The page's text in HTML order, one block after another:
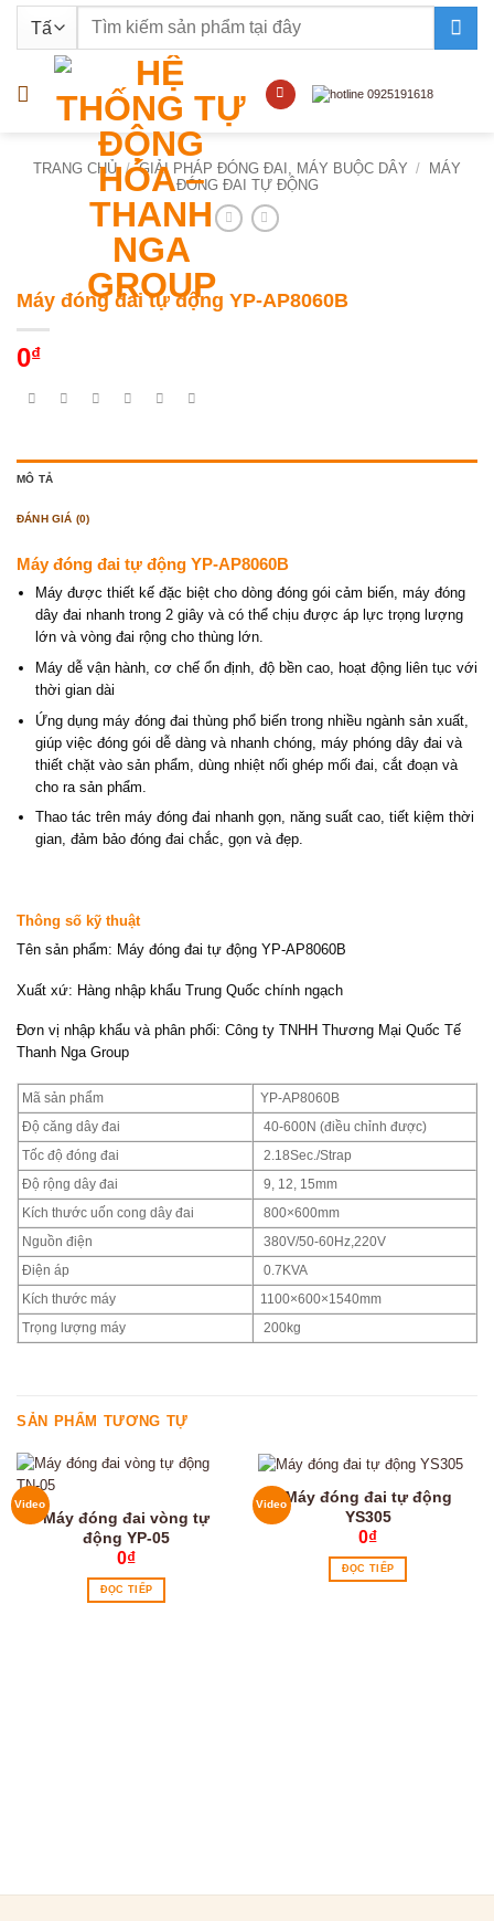
nội
Tìm
TRANG CHỦ / GIẢI PHÁP ĐÓNG ĐAI, MÁY BUỘC DÂY /
MÁY
ĐÓNG ĐAI TỰ ĐỘNG
Máy đóng đai tự động YP-AP8060B
0₫
MÔ TẢ
ĐÁNH GIÁ (0)
Máy đóng đai tự động YP-AP8060B
Máy được thiết kế đặc biệt cho dòng đóng gói cảm biến, máy đóng
dây đai nhanh trong 2 giây và có thể chịu được áp lực trọng lượng
lớn và vòng đai rộng cho thùng lớn.
Máy dễ vận hành, cơ chế ổn định, độ bền cao, hoạt động liên tục với
thời gian dài
Ứng dụng máy đóng đai thùng phổ biến trong nhiều ngành sản xuất,
giúp việc đóng gói dễ dàng và nhanh chóng, máy phóng dây đai và
thiết chặt vào sản phẩm, dùng nhiệt nối ghép mối đai, cắt đoạn và
cho ra sản phẩm.
Thao tác trên máy đóng đai nhanh gọn, năng suất cao, tiết kiệm thời
gian, đảm bảo đóng đai chắc, gọn và đẹp.
Thông số kỹ thuật
Tên sản phẩm: Máy đóng đai tự động YP-AP8060B
Xuất xứ: Hàng nhập khẩu Trung Quốc chính ngạch
Đơn vị nhập khẩu và phân phối: Công ty TNHH Thương Mại Quốc Tế
Thanh Nga Group
Mã sản phẩm YP-AP8060B
Độ căng dây đai 40-600N (điều chỉnh được)
Tốc độ đóng đai 2.18Sec./Strap
Độ rộng dây đai 9, 12, 15mm
Kích thước uốn cong dây đai 800×600mm
Nguồn điện 380V/50-60Hz,220V
Điện áp 0.7KVA
Kích thước máy 1100×600×1540mm
Trọng lượng máy 200kg
SẢN PHẨM TƯƠNG TỰ
Video
Máy đóng đai vòng tự
động YP-05
0₫
ĐỌC TIẾP
VideoMáy đóng đai tự động
YS305
0₫
ĐỌC TIẾP